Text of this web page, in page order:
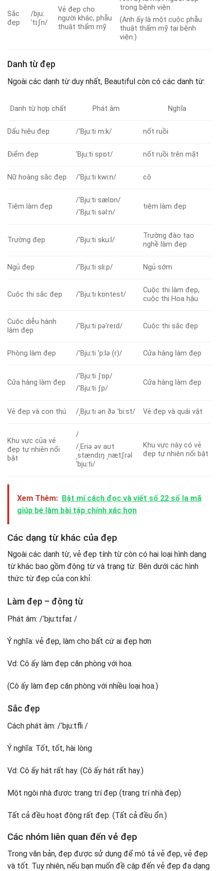
Sắc
đẹp
/bjuː
ˈtɪʃn/
Vẻ đẹp cho
người khác, phẫu
thuật thẩm mỹ
trong bệnh viện.
(Anh ấy là một cuộc phẫu
thuật thẩm mỹ tại bệnh
viện.)
Danh từ đẹp
Ngoài các danh từ duy nhất, Beautiful còn có các danh từ:
Danh từ hợp chất Phát âm Nghĩa
Dấu hiệu đẹp /ˈBjuːti mːk/ nốt ruồi
Điểm đẹp ˈBjuːti spɒt/ nốt ruồi trên mặt
Nữ hoàng sắc đẹp /ˈBjuːti kwiːn/ cô
Tiệm làm đẹp
/ˈBjuːti sælɒn/
/ˈBjuːti səlːn/
tiệm làm đẹp
Trường đẹp /ˈBjuːti skuːl/
Trường đào tạo
nghề làm đẹp
Ngủ đẹp /ˈBjuːti sliːp/ Ngủ sớm
Cuộc thi sắc đẹp /ˈBjuːti kɒntest/
Cuộc thi làm đẹp,
cuộc thi Hoa hậu
Cuộc diễu hành
làm đẹp
/ˈBjuːti pəˈreɪd/ Cuộc thi sắc đẹp
Phòng làm đẹp /ˈBjuːti ˈpːlə (r)/ Cửa hàng làm đẹp
Cửa hàng làm đẹp
/ˈBjuːti ʃɒp/
/ˈBjuːti ʃp/
Cửa hàng làm đẹp
Vẻ đẹp và con thú /ˌBjuːti ən ðə ˈbiːst/ Vẻ đẹp và quái vật
Khu vực của vẻ
đẹp tự nhiên nổi
bật
/
/ˌEriə əv aʊt
ˌstændɪŋ ˌnætʃrəl
ˈbjuːti/
Khu vực này có vẻ
đẹp tự nhiên nổi bật
Xem Thêm: Bật mí cách đọc và viết số 22 số la mã
giúp bé làm bài tập chính xác hơn
Các dạng từ khác của đẹp
Ngoài các danh từ, vẻ đẹp tính từ còn có hai loại hình dạng
từ khác bao gồm động từ và trạng từ. Bên dưới các hình
thức từ đẹp của con khỉ:
Làm đẹp – động từ
Phát âm: /ˈbjuːtɪfaɪ /
Ý nghĩa: vẻ đẹp, làm cho bất cứ ai đẹp hơn
Vd: Cô ấy làm đẹp căn phòng với hoa.
(Cô ấy làm đẹp căn phòng với nhiều loại hoa.)
Sắc đẹp
Cách phát âm: /ˈbjuːtfli /
Ý nghĩa: Tốt, tốt, hài lòng
Vd: Cô ấy hát rất hay. (Cô ấy hát rất hay.)
Một ngôi nhà được trang trí đẹp (trang trí nhà đẹp)
Tất cả đều hoạt động rất đẹp. (Tất cả đều ổn.)
Các nhóm liên quan đến vẻ đẹp
Trong văn bản, đẹp được sử dụng để mô tả vẻ đẹp, vẻ đẹp
và tốt. Tuy nhiên, nếu bạn muốn đề cập đến vẻ đẹp đa dạng